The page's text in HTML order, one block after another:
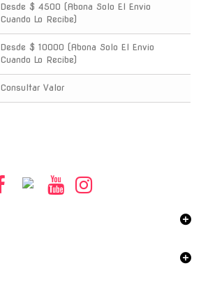
Desde $ 4500 (Abona Solo El Envio
Cuando Lo Recibe)
Desde $ 10000 (Abona Solo El Envio
Cuando Lo Recibe)
Consultar Valor